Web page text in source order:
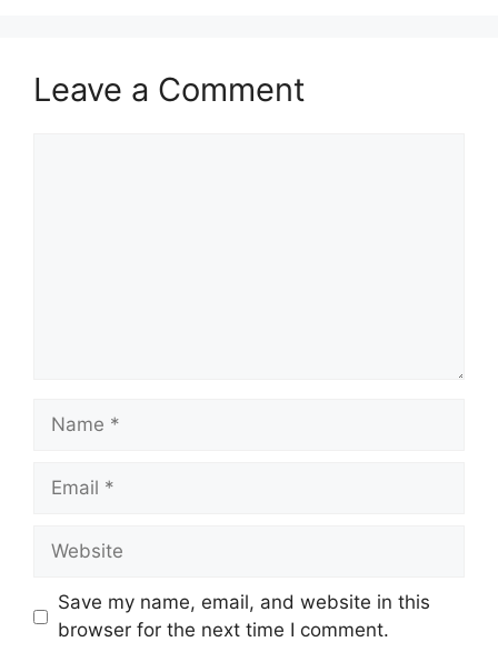
Leave a Comment
Name
Email
Website
Save my name, email, and website in this
browser for the next time I comment.